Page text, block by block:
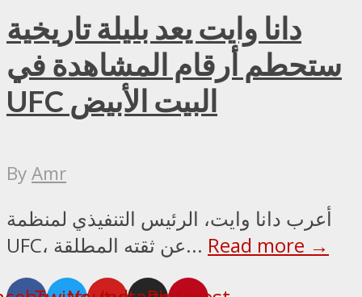
دانا وايت يعد بليلة تاريخية
ستحطم أرقام المشاهدة في
UFC البيت الأبيض
ByAmr
أعرب دانا وايت، الرئيس التنفيذي لمنظمة
UFC، عن ثقته المطلقة... Read more →